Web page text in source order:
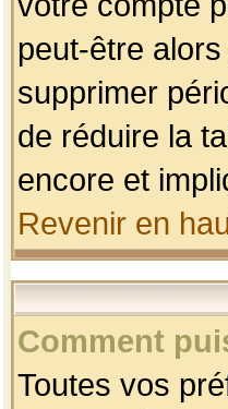
peut-être
supprimer
de réduire la
encore et
Revenir en
Comment
Toutes vos